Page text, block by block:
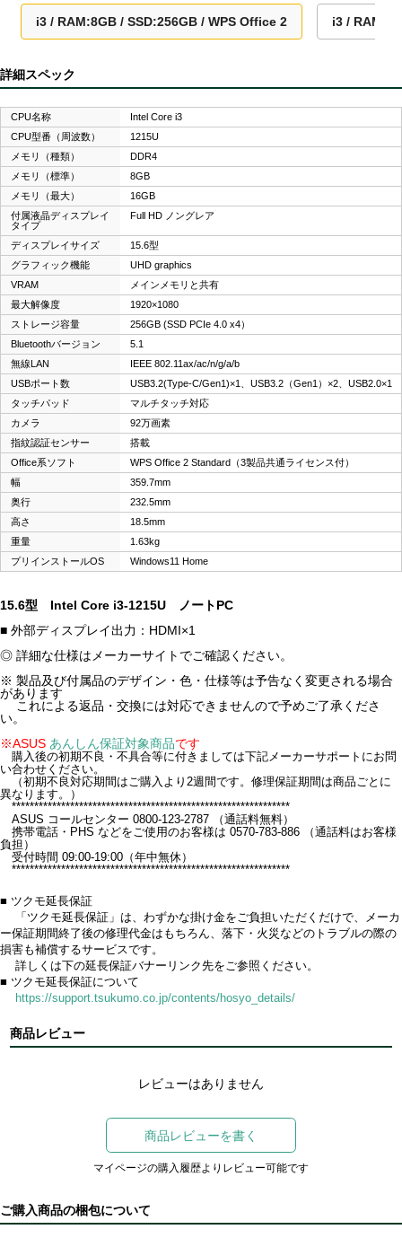
i3 / RAM:8GB / SSD:256GB / WPS Office 2 i3 /
詳細スペック
CPU名称
Intel Core i3
CPU型番（周波数）
1215U
メモリ（種類）
DDR4
メモリ（標準）
8GB
メモリ（最大）
16GB
付属液晶ディスプレイ
タイプ
Full HD ノングレア
ディスプレイサイズ
15.6型
グラフィック機能
UHD graphics
VRAM
メインメモリと共有
最大解像度
1920×1080
ストレージ容量
256GB (SSD PCIe 4.0 x4）
Bluetoothバージョン
5.1
無線LAN
IEEE 802.11ax/ac/n/g/a/b
USBポート数
USB3.2(Type-C/Gen1)×1、USB3.2（Gen1）×2、USB2.0×1
タッチパッド
マルチタッチ対応
カメラ
92万画素
指紋認証センサー
搭載
Office系ソフト
WPS Office 2 Standard（3製品共通ライセンス付）
幅
359.7mm
奥行
232.5mm
高さ
18.5mm
重量
1.63kg
プリインストールOS
Windows11 Home
15.6型 Intel Core i3-1215U ノートPC
■ 外部ディスプレイ出力：HDMI×1
◎ 詳細な仕様はメーカーサイトでご確認ください。
※ 製品及び付属品のデザイン・色・仕様等は予告なく変更される場合
があります
これによる返品・交換には対応できませんので予めご了承くださ
い。
※ASUS あんしん保証対象商品です
購入後の初期不良・不具合等に付きましては下記メーカーサポートにお問
い合わせください。
（初期不良対応期間はご購入より2週間です。修理保証期間は商品ごとに
異なります。）
**************************************************************
ASUS コールセンター 0800-123-2787 （通話料無料）
携帯電話・PHS などをご使用のお客様は 0570-783-886 （通話料はお客様
負担）
受付時間 09:00-19:00（年中無休）
**************************************************************
■ ツクモ延長保証
「ツクモ延長保証」は、わずかな掛け金をご負担いただくだけで、メーカ
ー保証期間終了後の修理代金はもちろん、落下・火災などのトラブルの際の
損害も補償するサービスです。
詳しくは下の延長保証バナーリンク先をご参照ください。
■ ツクモ延長保証について
https://support.tsukumo.co.jp/contents/hosyo_details/
商品レビュー
レビューはありません
商品レビューを書く
マイページの購入履歴よりレビュー可能です
ご購入商品の梱包について